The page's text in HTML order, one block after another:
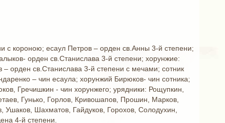
с короною; есаул Петров – орден св.Анны 3-й степени;
орден св.Станислава 3-й степени; хорунжие:
орден св.Станислава 3-й степени с мечами; сотник
– чин есаула; хорунжий Бирюков- чин сотника;
Гречишкин - чин хорунжего; урядники: Рощупкин,
Гунько, Горлов, Кривошапов, Прошин, Марков,
Ушаков, Шахматов, Гайдуков, Горохов, Солодухин,
4-й степени.